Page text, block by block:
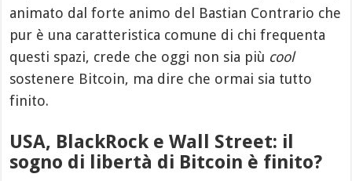
animato dal forte animo del Bastian Contrario che
pur è una caratteristica comune di chi frequenta
questi spazi, crede che oggi non sia più cool
sostenere Bitcoin, ma dire che ormai sia tutto
finito.
USA, BlackRock e Wall Street: il
sogno di libertà di Bitcoin è finito?